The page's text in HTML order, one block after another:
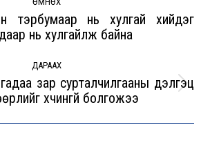
Previous
post:
тэрбумаар нь хулгай хийдэг
нь хулгайлж байна
ДАРААХ
Next
зар сурталчилгааны дэлгэц
хүчингүй болгожээ